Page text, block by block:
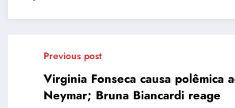
Previous post
Virginia Fonseca causa polêmica
Neymar; Bruna Biancardi reage